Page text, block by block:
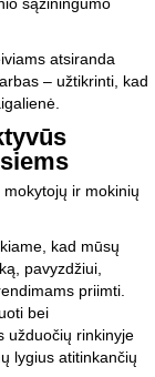
sąžiningumo
atsiranda
– užtikrinti, kad
mokytojų ir mokinių
kad mūsų
pavyzdžiui,
priimti.
bei
užduočių rinkinyje
lygius atitinkančių